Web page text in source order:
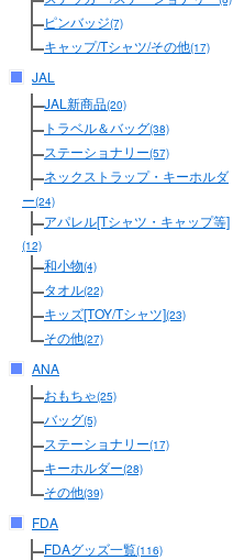
ピンバッジ(7)
キャップ/Tシャツ/その他(17)
JAL
JAL新商品(20)
トラベル＆バッグ(38)
ステーショナリー(57)
ネックストラップ・キーホルダ
ー(24)
アパレル[Tシャツ・キャップ等]
(12)
和小物(4)
タオル(22)
キッズ[TOY/Tシャツ](23)
その他(27)
ANA
おもちゃ(25)
バッグ(5)
ステーショナリー(17)
キーホルダー(28)
その他(39)
FDA
FDAグッズ一覧(116)